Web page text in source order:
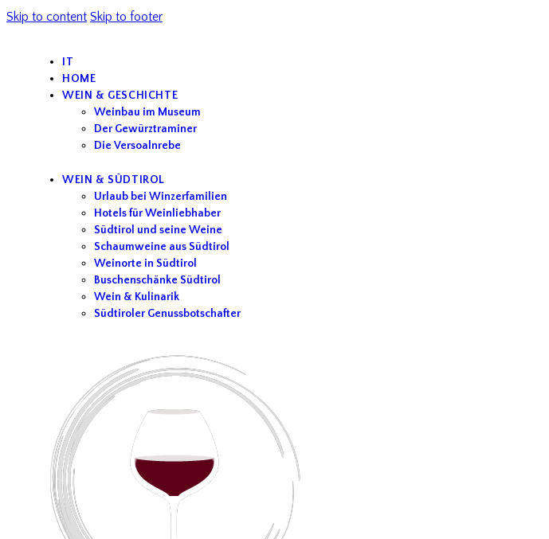
Skip to content Skip to footer
IT
HOME
WEIN & GESCHICHTE
Weinbau im Museum
Der Gewürztraminer
Die Versoalnrebe
WEIN & SÜDTIROL
Urlaub bei Winzerfamilien
Hotels für Weinliebhaber
Südtirol und seine Weine
Schaumweine aus Südtirol
Weinorte in Südtirol
Buschenschänke Südtirol
Wein & Kulinarik
Südtiroler Genussbotschafter